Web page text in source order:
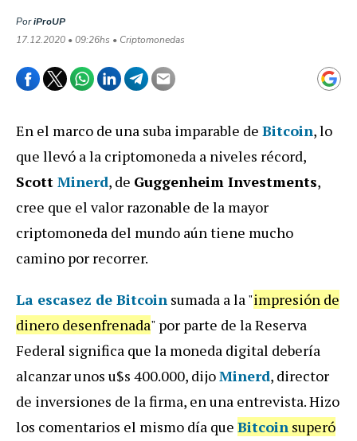
PoriProUP
17.12.2020 • 09:26hs • Criptomonedas
En el marco de una suba imparable de Bitcoin, lo
que llevó a la criptomoneda a niveles récord,
Scott Minerd, de Guggenheim Investments,
cree que el valor razonable de la mayor
criptomoneda del mundo aún tiene mucho
camino por recorrer.
La escasez de Bitcoin sumada a la "impresión de
dinero desenfrenada" por parte de la Reserva
Federal significa que la moneda digital debería
alcanzar unos u$s 400.000, dijoMinerd, director
de inversiones de la firma, en una entrevista. Hizo
los comentarios el mismo día que Bitcoin superó